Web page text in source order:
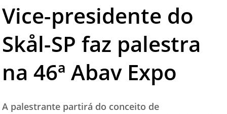
Vice-presidente do
Skål-SP faz palestra
na 46ª Abav Expo
A palestrante partirá do conceito de